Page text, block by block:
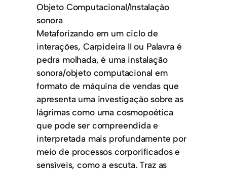
Objeto Computacional/Instalação
sonora
Metaforizando em um ciclo de
interações, Carpideira II ou Palavra é
pedra molhada, é uma instalação
sonora/objeto computacional em
formato de máquina de vendas que
apresenta uma investigação sobre as
lágrimas como uma cosmopoética
que pode ser compreendida e
interpretada mais profundamente por
meio de processos corporificados e
sensíveis, como a escuta. Traz as